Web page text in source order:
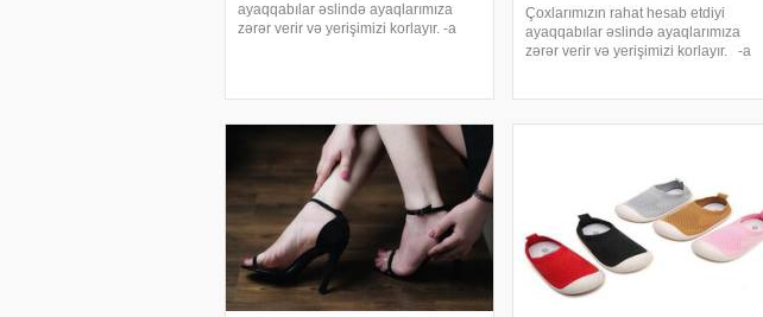
ayaqqabılar əslində ayaqlarımıza
zərər verir və yerişimizi korlayır. -a
Çoxlarımızın rahat hesab etdiyi
ayaqqabılar əslində ayaqlarımıza
zərər verir və yerişimizi korlayır. -a
davamlı geyildikd